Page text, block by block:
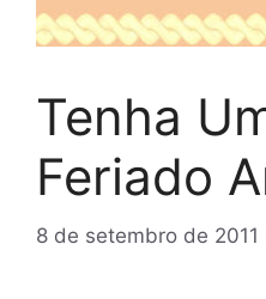
Tenha
Feriado
8 de setembro de 2011